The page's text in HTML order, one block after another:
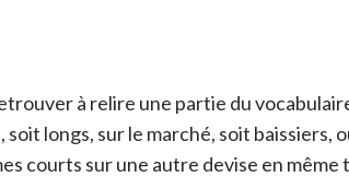
à relire une partie du
longs, sur le marché, soit baissiers,
courts sur une autre devise en